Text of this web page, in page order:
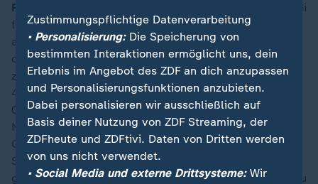
Fast der erneute Ausgleich!
Ein Kopfball von Al Hamadi
fliegt nicht aufs Tor, sondern wird am zweiten Pfosten
als Vorlage gefährlich. Im Fallen schließt Jasim ab,
doch Møller Wolfe klärt mit dem Knie in höchster Not
zur Ecke.
45′+2
00:49
Nicht erst nach dem 2:1 läuft Haaland vorne mit viel
Geschwindigkeit an und stresst damit den irakischen
Spielaufbau. In diesem Fall geht er an der
gegnerischen Eckfahne gegen Hashem zu ungestüm zu
Zustimmungspflichtige Datenverarbeitung
• Personalisierung:Die Speicherung von
bestimmten Interaktionen ermöglicht uns, dein
Erlebnis im Angebot des ZDF an dich anzupassen
und Personalisierungsfunktionen anzubieten.
Dabei personalisieren wir ausschließlich auf
Basis deiner Nutzung von ZDF Streaming, der
ZDFheute und ZDFtivi. Daten von Dritten werden
von uns nicht verwendet.
• Social Media und externe Drittsysteme:Wir